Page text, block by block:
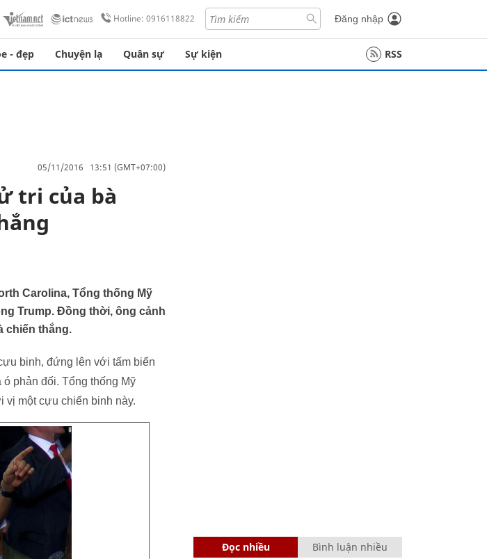
Hotline: 0916118822 Đăng nhập
- đẹp Chuyện lạ Quân sự Sự kiện RSS
05/11/2016 13:51 (GMT+07:00)
tri của bà
Carolina, Tổng thống Mỹ
Trump. Đồng thời, ông cảnh
chiến thắng.
binh, đứng lên với tấm biển
phản đối. Tổng thống Mỹ
vị một cựu chiến binh này.
Đọc nhiều Bình luận nhiều